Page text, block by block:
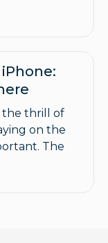
the thrill of
on the
The